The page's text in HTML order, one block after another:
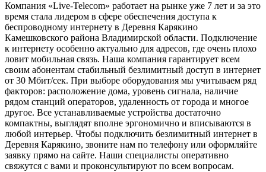
Компания «Live-Telecom» работает на рынке уже 7 лет и за это
время стала лидером в сфере обеспечения доступа к
беспроводному интернету в Деревня Карякино
Камешковского района Владимирской области. Подключение
к интернету особенно актуально для адресов, где очень плохо
ловит мобильная связь. Наша компания гарантирует всем
своим абонентам стабильный безлимитный доступ в интернет
от 30 Мбит/сек. При выборе оборудования мы учитываем ряд
факторов: расположение дома, уровень сигнала, наличие
рядом станций операторов, удаленность от города и многое
другое. Все устанавливаемые устройства достаточно
компактны, выглядят вполне эргономично и вписываются в
любой интерьер. Чтобы подключить безлимитный интернет в
Деревня Карякино, звоните нам по телефону или оформляйте
заявку прямо на сайте. Наши специалисты оперативно
свяжутся с вами и проконсультируют по всем вопросам.